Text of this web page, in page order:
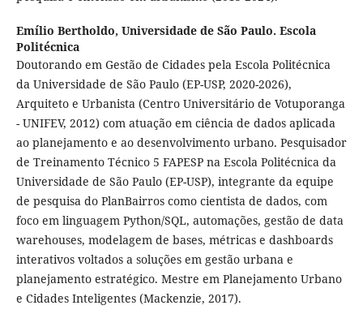
Emílio Bertholdo, Universidade de São Paulo. Escola
Politécnica
Doutorando em Gestão de Cidades pela Escola Politécnica
da Universidade de São Paulo (EP-USP, 2020-2026),
Arquiteto e Urbanista (Centro Universitário de Votuporanga
- UNIFEV, 2012) com atuação em ciência de dados aplicada
ao planejamento e ao desenvolvimento urbano. Pesquisador
de Treinamento Técnico 5 FAPESP na Escola Politécnica da
Universidade de São Paulo (EP-USP), integrante da equipe
de pesquisa do PlanBairros como cientista de dados, com
foco em linguagem Python/SQL, automações, gestão de data
warehouses, modelagem de bases, métricas e dashboards
interativos voltados a soluções em gestão urbana e
planejamento estratégico. Mestre em Planejamento Urbano
e Cidades Inteligentes (Mackenzie, 2017).